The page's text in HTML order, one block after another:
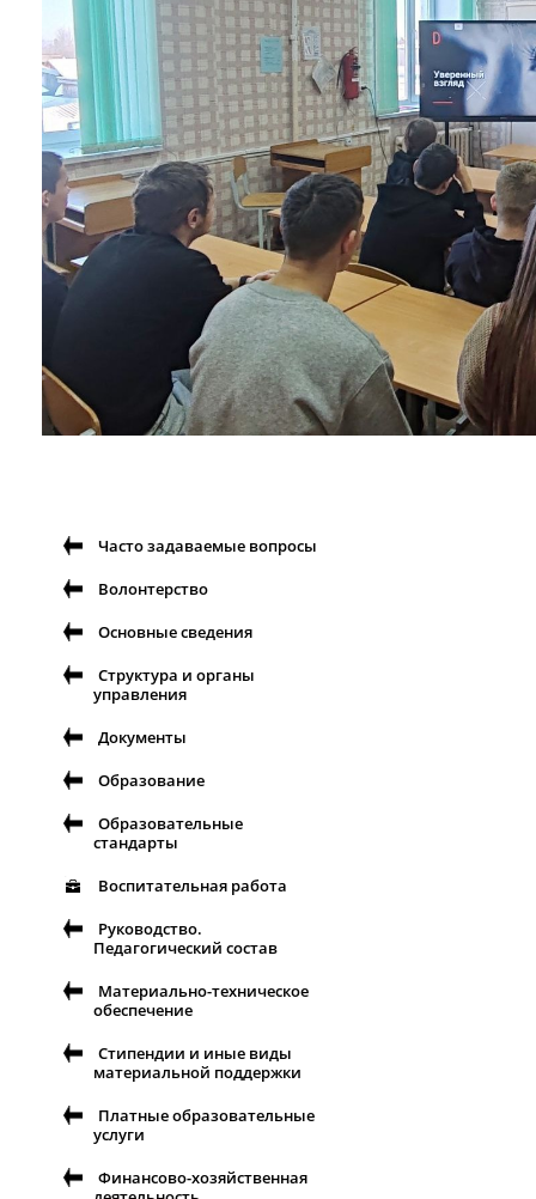
Часто задаваемые вопросы
Волонтерство
Основные сведения
Структура и органы
управления
Документы
Образование
Образовательные
стандарты
Воспитательная работа
Руководство.
Педагогический состав
Материально-техническое
обеспечение
Стипендии и иные виды
материальной поддержки
Платные образовательные
услуги
Финансово-хозяйственная